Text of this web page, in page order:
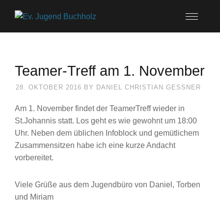
Teamer-Treff am 1. November
28. OKTOBER 2016 BY DANIEL CHRISTIAN GESSNER
Am 1. November findet der TeamerTreff wieder in
St.Johannis statt. Los geht es wie gewohnt um 18:00
Uhr. Neben dem üblichen Infoblock und gemütlichem
Zusammensitzen habe ich eine kurze Andacht
vorbereitet.
Viele Grüße aus dem Jugendbüro von Daniel, Torben
und Miriam